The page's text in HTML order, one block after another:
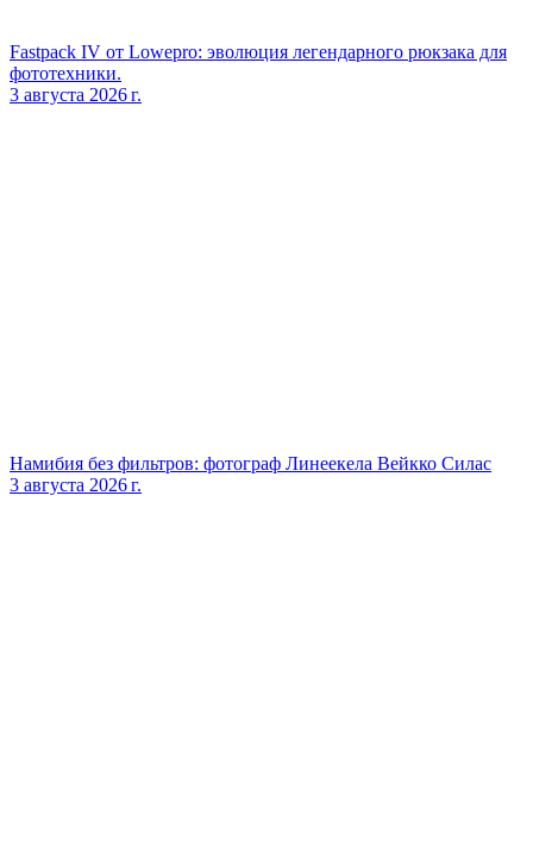
Fastpack IV от Lowepro: эволюция легендарного рюкзака для
фототехники.
3 августа 2026 г.
Намибия без фильтров: фотограф Линеекела Вейкко Силас
3 августа 2026 г.